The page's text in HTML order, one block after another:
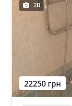
20
22250 грн